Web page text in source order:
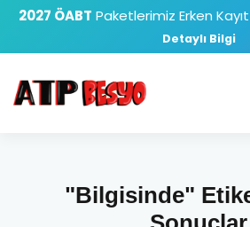
2027 ÖABT Paketlerimiz Erken
Detaylı Bilgi
"Bilgisinde"